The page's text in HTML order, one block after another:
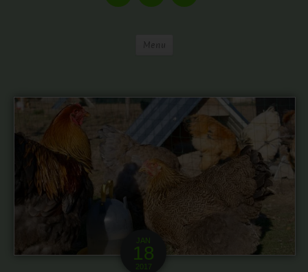
JAN
18
2017